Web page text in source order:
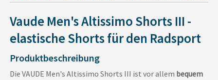
Vaude Men's Altissimo Shorts III -
elastische Shorts für den Radsport
Produktbeschreibung
Die VAUDE Men's Altissimo Shorts III ist vor allem bequem